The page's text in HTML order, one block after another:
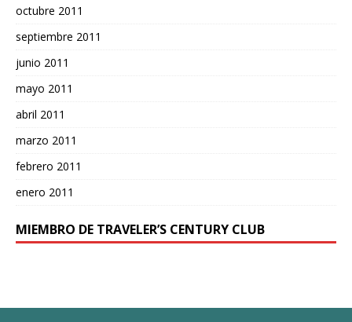
octubre 2011
septiembre 2011
junio 2011
mayo 2011
abril 2011
marzo 2011
febrero 2011
enero 2011
MIEMBRO DE TRAVELER’S CENTURY CLUB